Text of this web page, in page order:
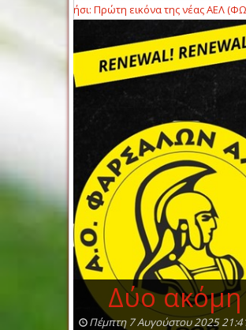
Πρώτη εικόνα της νέας ΑΕΛ (ΦΩΤΟ)
Δύο
Πέμπτη 7 Αυγούστου 2025